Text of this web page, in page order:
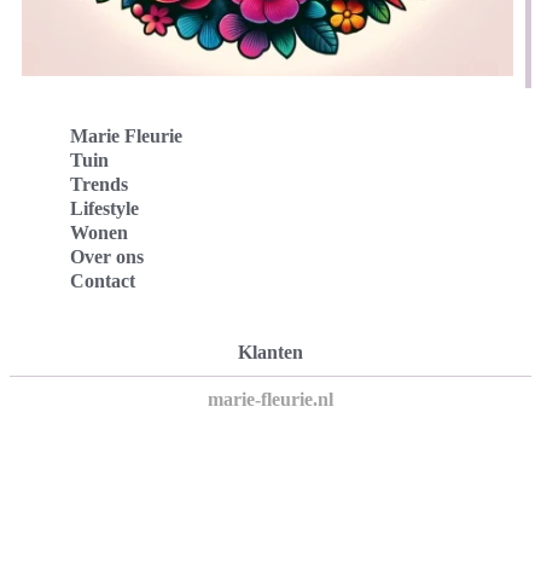
Marie Fleurie
Tuin
Trends
Lifestyle
Wonen
Over ons
Contact
Klanten
marie-fleurie.nl